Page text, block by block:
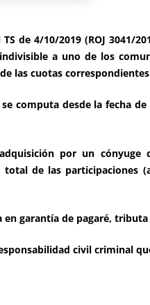
de 4/10/2019 (ROJ 3041/
a uno de los
las cuotas
computa desde la fecha
por un cónyuge
de las participaciones
en garantía de pagaré, tributa
civil criminal